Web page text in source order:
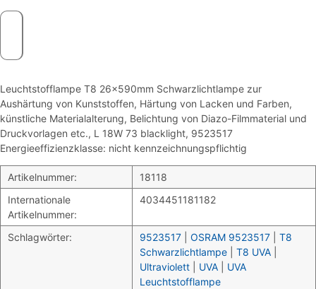
Leuchtstofflampe T8 26x590mm Schwarzlichtlampe zur
Aushärtung von Kunststoffen, Härtung von Lacken und Farben,
künstliche Materialalterung, Belichtung von Diazo-Filmmaterial und
Druckvorlagen etc., L 18W 73 blacklight, 9523517
Energieeffizienzklasse: nicht kennzeichnungspflichtig
Artikelnummer:
18118
Internationale
Artikelnummer:
4034451181182
Schlagwörter: 9523517 OSRAM 9523517
T8
Schwarzlichtlampe
T8 UVA
Ultraviolett
UVA
UVA
Leuchtstofflampe